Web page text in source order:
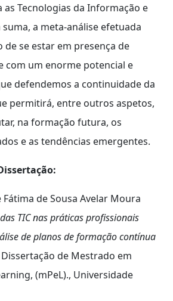
Tecnologias da Informação e
suma, a meta-análise efetuada
se estar em presença de
com um enorme potencial e
defendemos a continuidade da
permitirá, entre outros aspetos,
na formação futura, os
e as tendências emergentes.
de Sousa Avelar Moura
TIC nas práticas profissionais
de planos de formação contínua
Dissertação de Mestrado em
(mPeL)., Universidade